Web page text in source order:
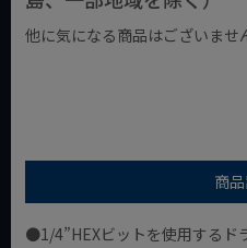
他に気になる商品はございませ
商
●1/4”HEXビットを使用するド